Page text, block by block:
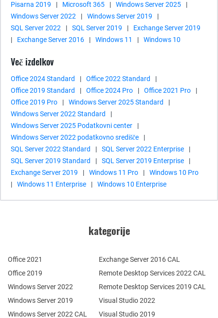
Pisarna 2019
| Microsoft 365 | Windows Server 2025
|
Windows Server 2022
| Windows Server 2019
|
SQL Server 2022
| SQL Server 2019 |
Exchange Server 2019
|
Exchange Server 2016 | Windows 11 | Windows 10
Več izdelkov
Office 2024 Standard | Office 2022 Standard
|
Office 2019 Standard
| Office 2024 Pro | Office 2021 Pro
|
Office 2019 Pro
| Windows Server 2025 Standard
|
Windows Server 2022 Standard
|
Windows Server 2025 Podatkovni center
|
Windows Server 2022 podatkovno središče
|
SQL Server 2022 Standard
| SQL Server 2022 Enterprise
|
SQL Server 2019 Standard
| SQL Server 2019 Enterprise
|
Exchange Server 2019
| Windows 11 Pro |
Windows 10 Pro
|
Windows 11 Enterprise | Windows 10 Enterprise
kategorije
Office 2021
Office 2019
Windows Server 2022
Windows Server 2019
Windows Server 2022 CAL
Remote Desktop Services 2022 CAL
Remote Desktop Services 2019 CAL
Exchange Server 2016 CAL
Visual Studio 2022
Visual Studio 2019